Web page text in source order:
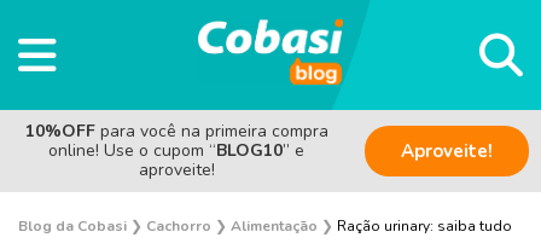
10%OFF para você na primeira compra
online! Use o cupom “BLOG10” e
aproveite!
Aproveite!
Blog da Cobasi ❯ Cachorro ❯ Alimentação ❯ Ração urinary: saiba tudo